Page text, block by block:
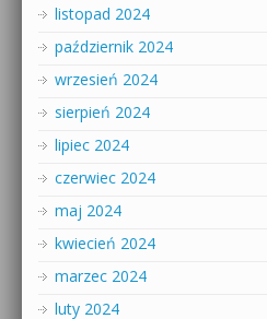
listopad 2024
październik 2024
wrzesień 2024
sierpień 2024
lipiec 2024
czerwiec 2024
maj 2024
kwiecień 2024
marzec 2024
luty 2024